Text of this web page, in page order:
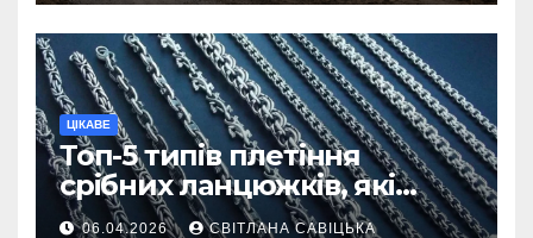
ЦІКАВЕ
Топ-5 типів плетіння
срібних ланцюжків, які
вважаються
06.04.2026 СВІТЛАНА САВІЦЬКА